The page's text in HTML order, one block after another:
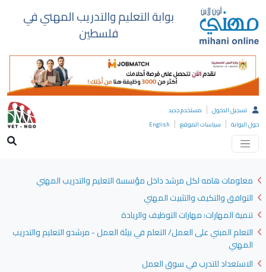
بوابة التعليم والتدريب المهني في
فلسطين
تسجيل الدخول | مستخدم جديد
حول البوابة | سياسات الموقع |
English
معلومات هامه لكل مرشد داخل مؤسسة التعليم والتدريب المهني
التوافق والتكيف والتثبيت المهني
تنمية المهارات: مهارات التوظيف والريادة
التعلم المبني على العمل/ التعلم في بيئة العمل - مرشدو التعليم والتدريب
المهني
الاستعداد للتدرب في سوق العمل